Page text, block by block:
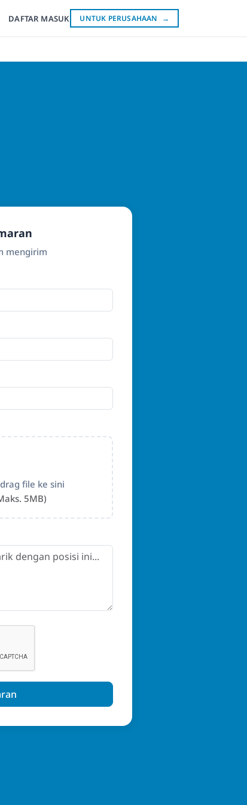
DAFTAR MASUK UNTUK PERUSAHAAN →
mengirim
file ke sini
5MB)